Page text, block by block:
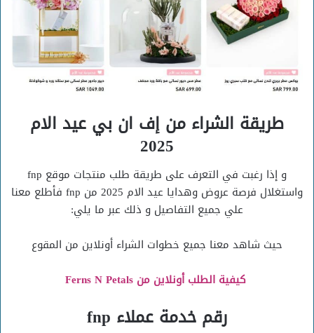
طريقة الشراء من إف ان بي عيد الام
2025
و إذا رغبت في التعرف على طريقة طلب منتجات موقع fnp
واستغلال فرصة عروض وهدايا عيد الام 2025 من fnp فأطلع معنا
علي جميع التفاصيل و ذلك عبر ما يلي:
حيث شاهد معنا جميع خطوات الشراء أونلاين من المقوع
كيفية الطلب أونلاين من Ferns N Petals
رقم خدمة عملاء fnp